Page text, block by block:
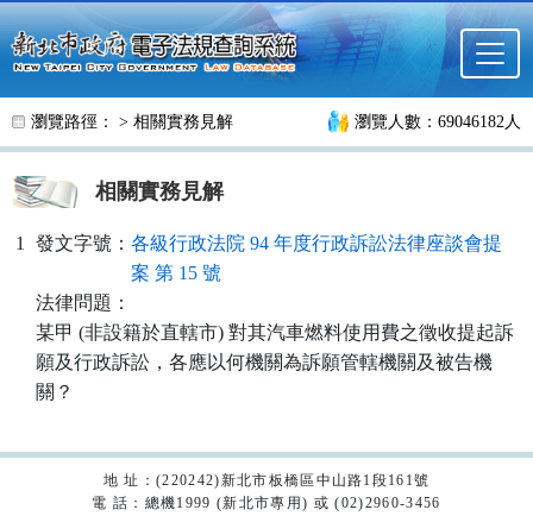
跳至主要內容
瀏覽路徑： > 相關實務見解 瀏覽人數：69046182人
相關實務見解
1 發文字號： 各級行政法院 94 年度行政訴訟法律座談會提
案 第 15 號
法律問題：
某甲 (非設籍於直轄市) 對其汽車燃料使用費之徵收提起訴
願及行政訴訟，各應以何機關為訴願管轄機關及被告機
關？
地 址：(220242)新北市板橋區中山路1段161號
電 話：總機1999 (新北市專用) 或 (02)2960-3456